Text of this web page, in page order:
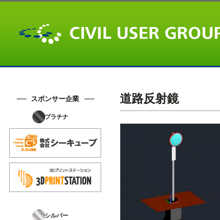
スポンサー企業
プラチナ
シルバー
道路反射鏡